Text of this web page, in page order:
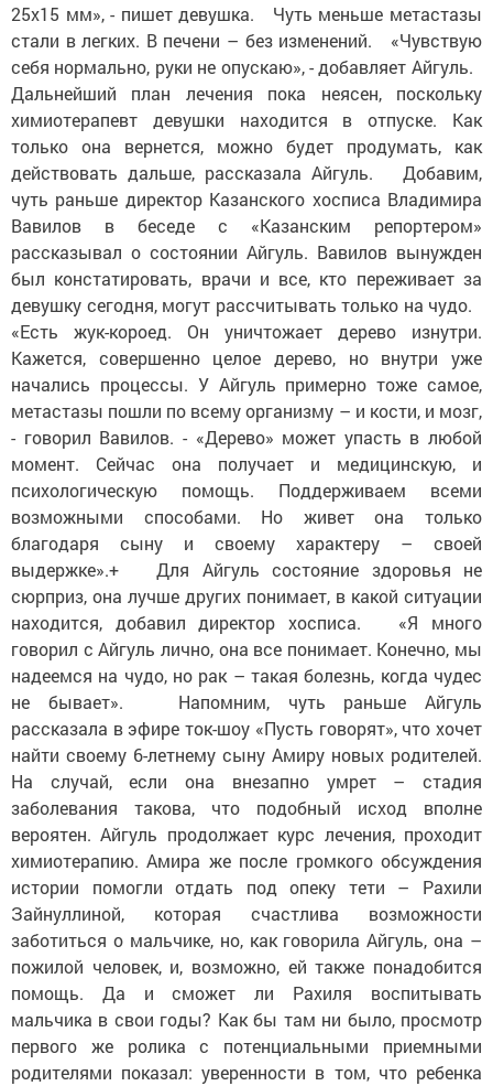
25x15 мм», - пишет девушка. Чуть меньше метастазы
стали в легких. В печени – без изменений. «Чувствую
себя нормально, руки не опускаю», - добавляет Айгуль.
Дальнейший план лечения пока неясен, поскольку
химиотерапевт девушки находится в отпуске. Как
только она вернется, можно будет продумать, как
действовать дальше, рассказала Айгуль. Добавим,
чуть раньше директор Казанского хосписа Владимира
Вавилов в беседе с «Казанским репортером»
рассказывал о состоянии Айгуль. Вавилов вынужден
был констатировать, врачи и все, кто переживает за
девушку сегодня, могут рассчитывать только на чудо.
«Есть жук-короед. Он уничтожает дерево изнутри.
Кажется, совершенно целое дерево, но внутри уже
начались процессы. У Айгуль примерно тоже самое,
метастазы пошли по всему организму – и кости, и мозг,
- говорил Вавилов. - «Дерево» может упасть в любой
момент. Сейчас она получает и медицинскую, и
психологическую помощь. Поддерживаем всеми
возможными способами. Но живет она только
благодаря сыну и своему характеру – своей
выдержке».+ Для Айгуль состояние здоровья не
сюрприз, она лучше других понимает, в какой ситуации
находится, добавил директор хосписа. «Я много
говорил с Айгуль лично, она все понимает. Конечно, мы
надеемся на чудо, но рак – такая болезнь, когда чудес
не бывает». Напомним, чуть раньше Айгуль
рассказала в эфире ток-шоу «Пусть говорят», что хочет
найти своему 6-летнему сыну Амиру новых родителей.
На случай, если она внезапно умрет – стадия
заболевания такова, что подобный исход вполне
вероятен. Айгуль продолжает курс лечения, проходит
химиотерапию. Амира же после громкого обсуждения
истории помогли отдать под опеку тети – Рахили
Зайнуллиной, которая счастлива возможности
заботиться о мальчике, но, как говорила Айгуль, она –
пожилой человек, и, возможно, ей также понадобится
помощь. Да и сможет ли Рахиля воспитывать
мальчика в свои годы? Как бы там ни было, просмотр
первого же ролика с потенциальными приемными
родителями показал: уверенности в том, что ребенка